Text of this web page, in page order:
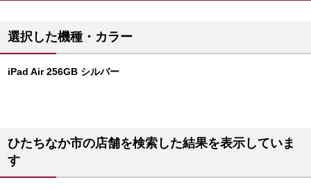
選択した機種・カラー
iPad Air 256GB シルバー
ひたちなか市の店舗を検索した結果を表示していま
す